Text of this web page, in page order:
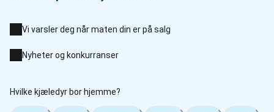
Vi varsler deg når maten din er på salg
Nyheter og konkurranser
Hvilke kjæledyr bor hjemme?